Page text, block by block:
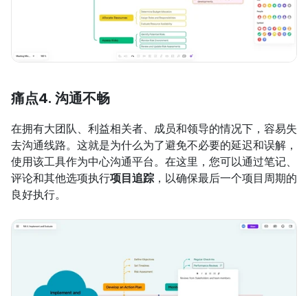
痛点4. 沟通不畅
在拥有大团队、利益相关者、成员和领导的情况下，容易失
去沟通线路。这就是为什么为了避免不必要的延迟和误解，
使用该工具作为中心沟通平台。在这里，您可以通过笔记、
评论和其他选项执行项目追踪 ，以确保最后一个项目周期的
良好执行。